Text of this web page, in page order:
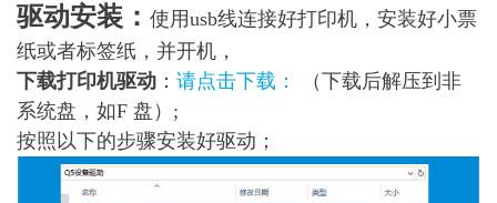
驱动安装： 使用usb线连接好打印机，安装好小票
纸或者标签纸，并开机，
下载打印机驱动 ： 请点击下载：
（下载后解压到非
系统盘，如F 盘）;
按照以下的步骤安装好驱动；